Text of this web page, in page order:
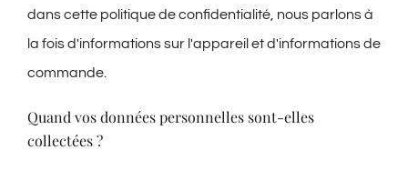
dans cette politique de confidentialité, nous parlons à
la fois d'informations sur l'appareil et d'informations de
commande.
Quand vos données personnelles sont-elles
collectées ?